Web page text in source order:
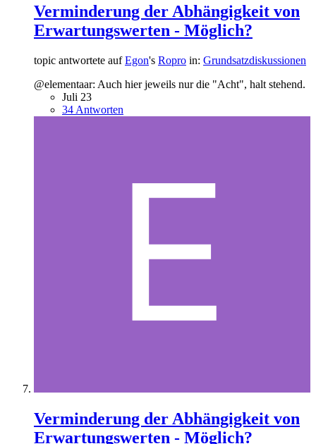
Verminderung der Abhängigkeit von
Erwartungswerten - Möglich?
topic antwortete aufEgon's Ropro in: Grundsatzdiskussionen
@elementaar: Auch hier jeweils nur die "Acht", halt stehend.
Juli 23
34 Antworten
Verminderung der Abhängigkeit von
Erwartungswerten - Möglich?